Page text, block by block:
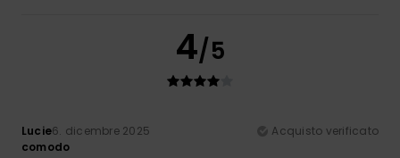
4/5
Lucie6. dicembre 2025
Acquisto verificato
comodo